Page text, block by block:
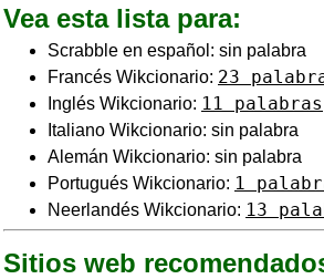
Vea esta lista para:
Scrabble en español: sin palabra
Francés Wikcionario: 23
Inglés Wikcionario: 11 palabras
Italiano Wikcionario: sin palabra
Alemán Wikcionario: sin palabra
Portugués Wikcionario: 1
Neerlandés Wikcionario: 13
Sitios web